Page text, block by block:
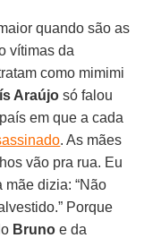
quando são as
vítimas da
como mimimi
Araújo só falou
em que a cada
. As mães
vão pra rua. Eu
dizia: “Não
Porque
Bruno e da